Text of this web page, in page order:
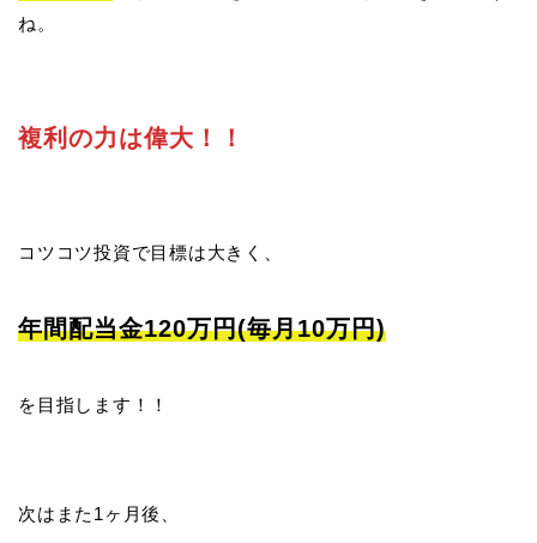
ね。
複利の力は偉大！！
コツコツ投資で目標は大きく、
年間配当金120万円(毎月10万円)
を目指します！！
次はまた1ヶ月後、